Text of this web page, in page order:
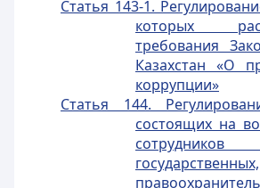
Статья 143-1.
которых
требования
Казахстан «О
коррупции»
Статья 144.
состоящих на
сотрудников
государственных,